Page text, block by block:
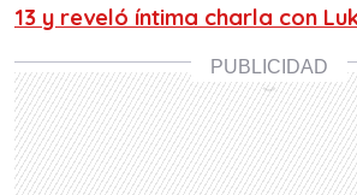
13 y reveló íntima charla con